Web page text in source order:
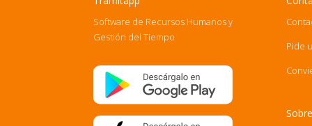
Software de Recursos Humanos y
Gestión del Tiempo
Pide